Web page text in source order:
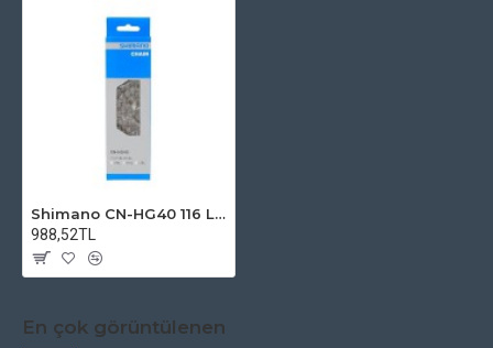
Shimano CN-HG40 116 L 7/8 vites uyumlu Zincir
988,52TL
En çok görüntülenen